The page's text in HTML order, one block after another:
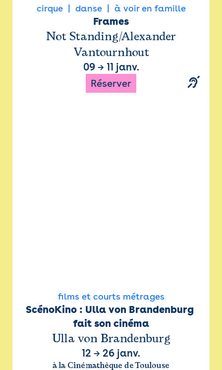
cirque danse à voir en famille
Frames
Not Standing/Alexander
Vantournhout
09→ 11 janv.
Réserver
films et courts métrages
ScénoKino : Ulla von Brandenburg
fait son cinéma
Ulla von Brandenburg
12 → 26 janv.
à la Cinémathèque de Toulouse